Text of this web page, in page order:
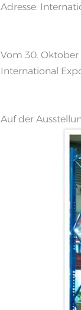
Adresse:
Vom 30. Oktober
International
Auf der